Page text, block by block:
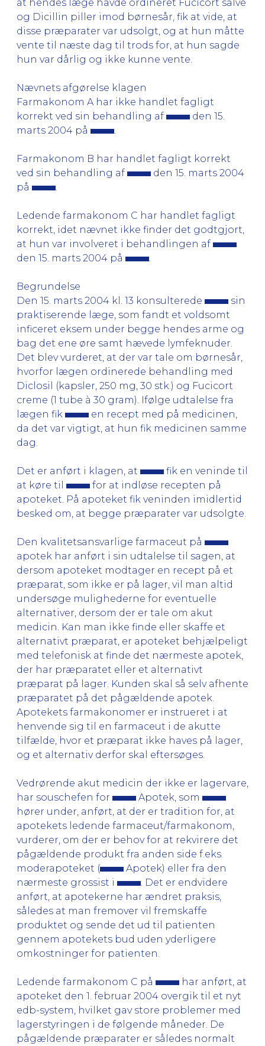
at hendes læge havde ordineret Fucicort salve
og Dicillin piller imod børnesår, fik at vide, at
disse præparater var udsolgt, og at hun måtte
vente til næste dag til trods for, at hun sagde
hun var dårlig og ikke kunne vente.
Nævnets afgørelse klagen
Farmakonom A har ikke handlet fagligt
korrekt ved sin behandling af
den 15.
marts 2004 på
Farmakonom B har handlet fagligt korrekt
ved sin behandling af
den 15. marts 2004
på
Ledende farmakonom C har handlet fagligt
korrekt, idet nævnet ikke finder det godtgjort,
at hun var involveret i behandlingen af
den 15. marts 2004 på
Begrundelse
Den 15. marts 2004 kl. 13 konsulterede
sin
praktiserende læge, som fandt et voldsomt
inficeret eksem under begge hendes arme og
bag det ene øre samt hævede lymfeknuder.
Det blev vurderet, at der var tale om børnesår,
hvorfor lægen ordinerede behandling med
Diclosil (kapsler, 250 mg, 30 stk.) og Fucicort
creme (1 tube à 30 gram). Ifølge udtalelse fra
lægen fik
en recept med på medicinen,
da det var vigtigt, at hun fik medicinen samme
dag.
Det er anført i klagen, at
fik en veninde til
at køre til
for at indløse recepten på
apoteket. På apoteket fik veninden imidlertid
besked om, at begge præparater var udsolgte.
Den kvalitetsansvarlige farmaceut på
apotek har anført i sin udtalelse til sagen, at
dersom apoteket modtager en recept på et
præparat, som ikke er på lager, vil man altid
undersøge mulighederne for eventuelle
alternativer, dersom der er tale om akut
medicin. Kan man ikke finde eller skaffe et
alternativt præparat, er apoteket behjælpeligt
med telefonisk at finde det nærmeste apotek,
der har præparatet eller et alternativt
præparat på lager. Kunden skal så selv afhente
præparatet på det pågældende apotek.
Apotekets farmakonomer er instrueret i at
henvende sig til en farmaceut i de akutte
tilfælde, hvor et præparat ikke haves på lager,
og et alternativ derfor skal eftersøges.
Vedrørende akut medicin der ikke er lagervare,
har souschefen for
Apotek, som
hører under, anført, at der er tradition for, at
apotekets ledende farmaceut/farmakonom,
vurderer, om der er behov for at rekvirere det
pågældende produkt fra anden side f.eks.
moderapoteket (
Apotek) eller fra den
nærmeste grossist i
. Det er endvidere
anført, at apotekerne har ændret praksis,
således at man fremover vil fremskaffe
produktet og sende det ud til patienten
gennem apotekets bud uden yderligere
omkostninger for patienten.
Ledende farmakonom C på
har anført, at
apoteket den 1. februar 2004 overgik til et nyt
edb-system, hvilket gav store problemer med
lagerstyringen i de følgende måneder. De
pågældende præparater er således normalt